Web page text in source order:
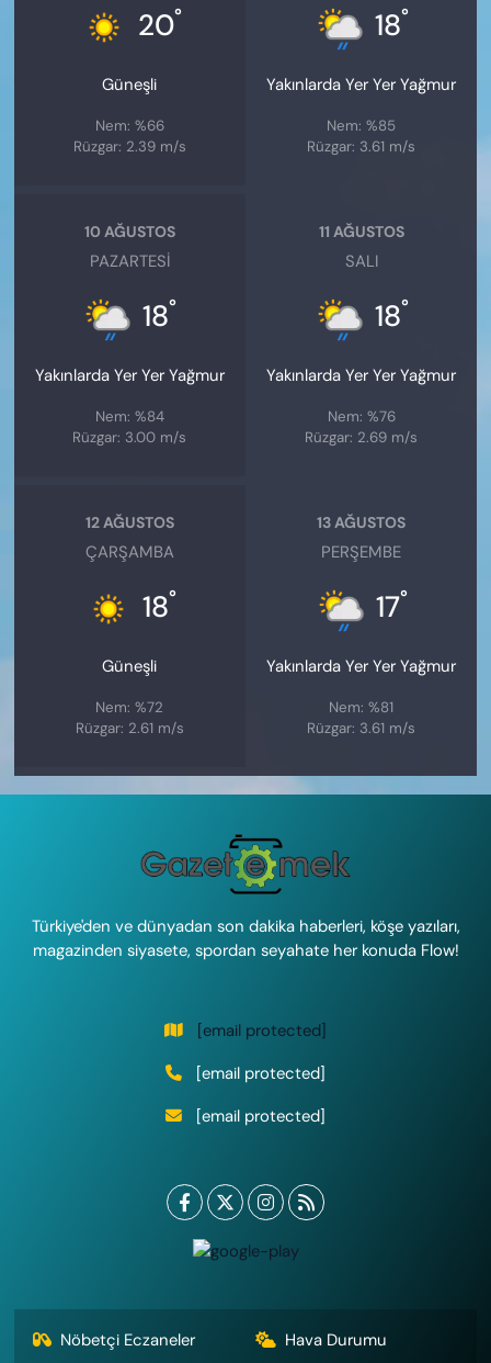
20°
Güneşli
Nem: %66
Rüzgar: 2.39 m/s
18°
Yakınlarda Yer Yer Yağmur
Nem: %85
Rüzgar: 3.61 m/s
10 AĞUSTOS
PAZARTESI
18°
Yakınlarda Yer Yer Yağmur
Nem: %84
Rüzgar: 3.00 m/s
11 AĞUSTOS
SALI
18°
Yakınlarda Yer Yer Yağmur
Nem: %76
Rüzgar: 2.69 m/s
12 AĞUSTOS
ÇARŞAMBA
18°
Güneşli
Nem: %72
Rüzgar: 2.61 m/s
13 AĞUSTOS
PERŞEMBE
17°
Yakınlarda Yer Yer Yağmur
Nem: %81
Rüzgar: 3.61 m/s
Türkiye'den ve dünyadan son dakika haberleri, köşe yazıları,
magazinden siyasete, spordan seyahate her konuda Flow!
[email protected]
[email protected]
[email protected]
Nöbetçi Eczaneler Hava Durumu